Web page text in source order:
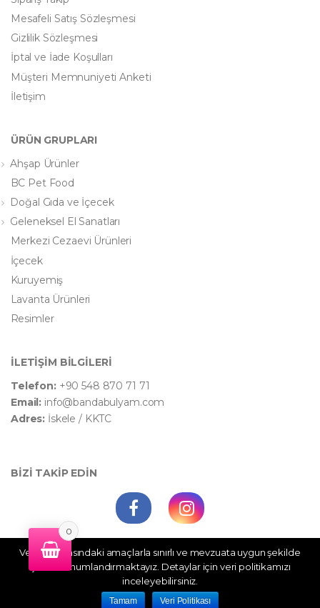
Mesafeli Satış Sözleşmesi
Gizlilik Sözleşmesi
İptal ve İade Koşulları
Müşteri Memnuniyeti Anketi
İletişim
ÜRÜN GRUPLARI
Ahşap Ürünler
BC Pet Food
Doğal Gıda ve İçecek
Geleneksel El Sanatları
Merkezi Cezaevi Ürünleri
İçecek
Kuruyemiş
Lavanta Ürünleri
Resimler
İLETİŞİM BİLGİLERİ
Telefon: +90 548 870 71 71
Email: info@bandabulyam.com
Adres: İskele / KKTC
BİZİ TAKİP EDİN
- All Rights Reserved
0
Veri politikasındaki amaçlarla sınırlı ve mevzuata uygun şekilde
çerez konumlandırmaktayız. Detaylar için veri politikamızı
inceleyebilirsiniz.
Tamam Veri Politikası
WhatsApp Destek